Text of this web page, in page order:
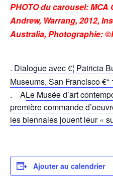
PHOTO du carousel:
Andrew, Warrang, 2012,
Australia, Photographie:
. Dialogue avec €¦ Patricia
Museums, San Francisco €“
. ALe Musée d’art
première commande
les biennales jouent leur «
Ajouter au calendrier